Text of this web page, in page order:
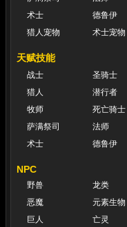
术士
德鲁伊
猎人宠物
术士宠物
天赋技能
战士
圣骑士
猎人
潜行者
牧师
死亡骑士
萨满祭司
法师
术士
德鲁伊
NPC
野兽
龙类
恶魔
元素生物
巨人
亡灵